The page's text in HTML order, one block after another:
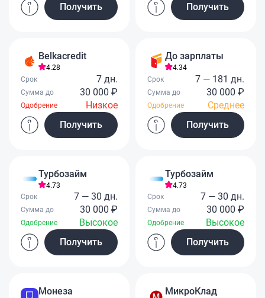
Получить
Получить
Belkacredit
4.28
Срок
7 дн.
Сумма до 30 000 ₽
Одобрение
Низкое
Получить
До зарплаты
4.34
Срок
7 — 181 дн.
Сумма до 30 000 ₽
Одобрение
Среднее
Получить
Турбозайм
4.73
Срок
7 — 30 дн.
Сумма до 30 000 ₽
Одобрение
Высокое
Получить
Турбозайм
4.73
Срок
7 — 30 дн.
Сумма до 30 000 ₽
Одобрение
Высокое
Получить
Монеза МикроКлад